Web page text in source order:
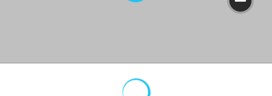
курсов и экзотического десерта-печеного на
сервирован шведский стол с брускеттами,
закусками к мясу, салатами, свежими